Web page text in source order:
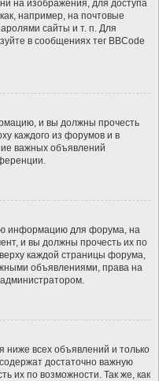
на изображения, для доступа
например, на почтовые
сайты и т. п. Для
в сообщениях тег BBCode
и вы должны прочесть
каждого из форумов и в
важных объявлений
информацию для форума, на
и вы должны прочесть их по
каждой страницы форума,
объявлениями, права на
всех объявлений и только
достаточно важную
их по возможности. Так же, как